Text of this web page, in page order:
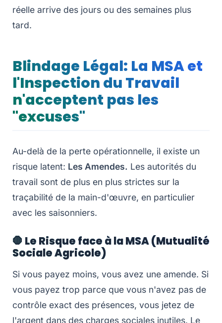
réelle arrive des jours ou des semaines plus
tard.
Blindage Légal: La MSA et
l'Inspection du Travail
n'acceptent pas les
"excuses"
Au-delà de la perte opérationnelle, il existe un
risque latent: Les Amendes. Les autorités du
travail sont de plus en plus strictes sur la
traçabilité de la main-d'œuvre, en particulier
avec les saisonniers.
🛑 Le Risque face à la MSA (Mutualité
Sociale Agricole)
Si vous payez moins, vous avez une amende. Si
vous payez trop parce que vous n'avez pas de
contrôle exact des présences, vous jetez de
l'argent dans des charges sociales inutiles. Le